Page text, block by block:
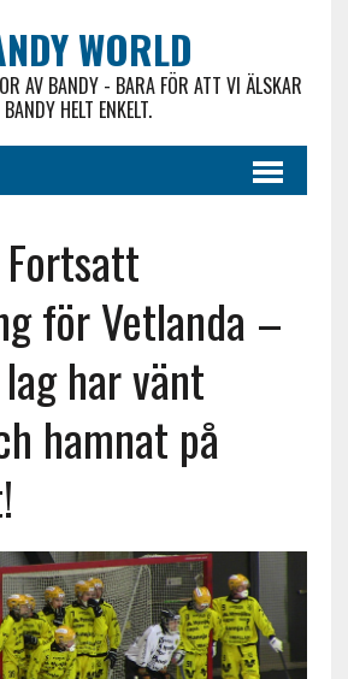
WORLD
AV BANDY - BARA FÖR ATT VI ÄLSKAR
BANDY HELT ENKELT.
för Vetlanda –
har vänt
hamnat på